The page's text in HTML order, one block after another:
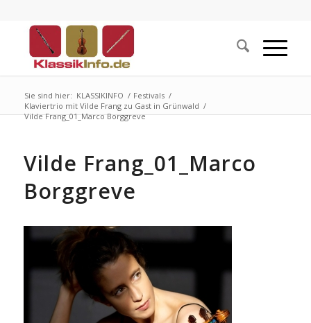
Sie sind hier: KLASSIKINFO / Festivals /
Klaviertrio mit Vilde Frang zu Gast in Grünwald /
Vilde Frang_01_Marco Borggreve
Vilde Frang_01_Marco
Borggreve